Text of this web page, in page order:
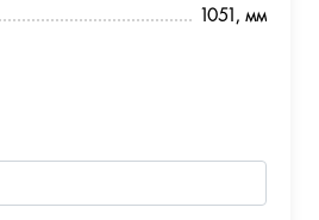
1051, мм